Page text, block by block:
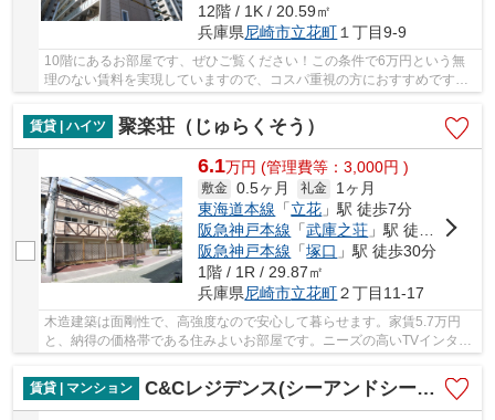
12階 / 1K / 20.59㎡
兵庫県尼崎市立花町 １丁目9-9
10階にあるお部屋です、ぜひご覧ください！この条件で6万円という無
理のない賃料を実現していますので、コスパ重視の方におすすめです！
掃除に手間のかからないIHキッチンはいかがです...
賃貸 | ハイツ
聚楽荘（じゅらくそう）
6.1万円 (管理費等：3,000円 )
敷金 0.5ヶ月 礼金
1ヶ月
東海道本線 「立花 」駅 徒歩7分
阪急神戸本線 「武庫之荘 」駅 徒歩23分
阪急神戸本線 「塚口 」駅 徒歩30分
1階 / 1R / 29.87㎡
兵庫県尼崎市立花町２丁目11-17
木造建築は面剛性で、高強度なので安心して暮らせます。家賃5.7万円
と、納得の価格帯である住みよいお部屋です。ニーズの高いTVインター
賃貸 | マンション
C&Cレジデンス(シーアンドシーレジデンス)